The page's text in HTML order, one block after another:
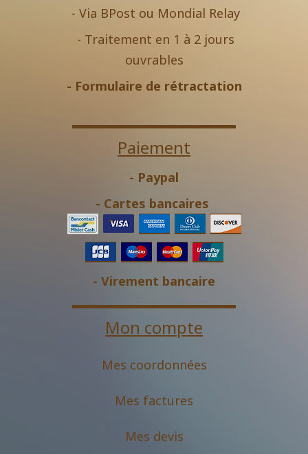
- Via BPost ou Mondial Relay
- Traitement en 1 à 2 jours
ouvrables
- Formulaire de rétractation
Paiement
- Paypal
- Cartes bancaires
- Virement bancaire
Mon compte
Mes coordonnées
Mes factures
Mes devis